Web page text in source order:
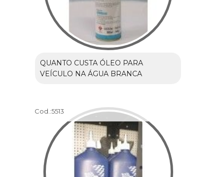
QUANTO CUSTA ÓLEO PARA
VEÍCULO NA ÁGUA BRANCA
Cod.:5513